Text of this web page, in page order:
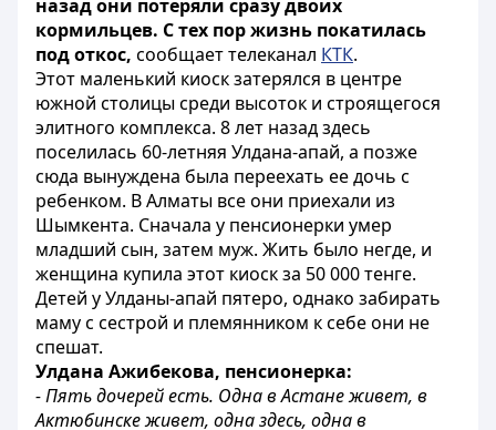
назад они потеряли сразу двоих
кормильцев. С тех пор жизнь покатилась
под откос, сообщает телеканал КТК.
Этот маленький киоск затерялся в центре
южной столицы среди высоток и строящегося
элитного комплекса. 8 лет назад здесь
поселилась 60-летняя Улдана-апай, а позже
сюда вынуждена была переехать ее дочь с
ребенком. В Алматы все они приехали из
Шымкента. Сначала у пенсионерки умер
младший сын, затем муж. Жить было негде, и
женщина купила этот киоск за 50 000 тенге.
Детей у Улданы-апай пятеро, однако забирать
маму с сестрой и племянником к себе они не
спешат.
Улдана Ажибекова, пенсионерка:
- Пять дочерей есть. Одна в Астане живет, в
Актюбинске живет, одна здесь, одна в